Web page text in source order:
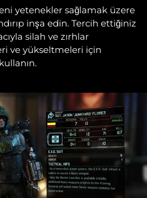
yetenekler sağlamak üzere
inşa edin. Tercih ettiğiniz
silah ve zırhlar
ve yükseltmeleri için